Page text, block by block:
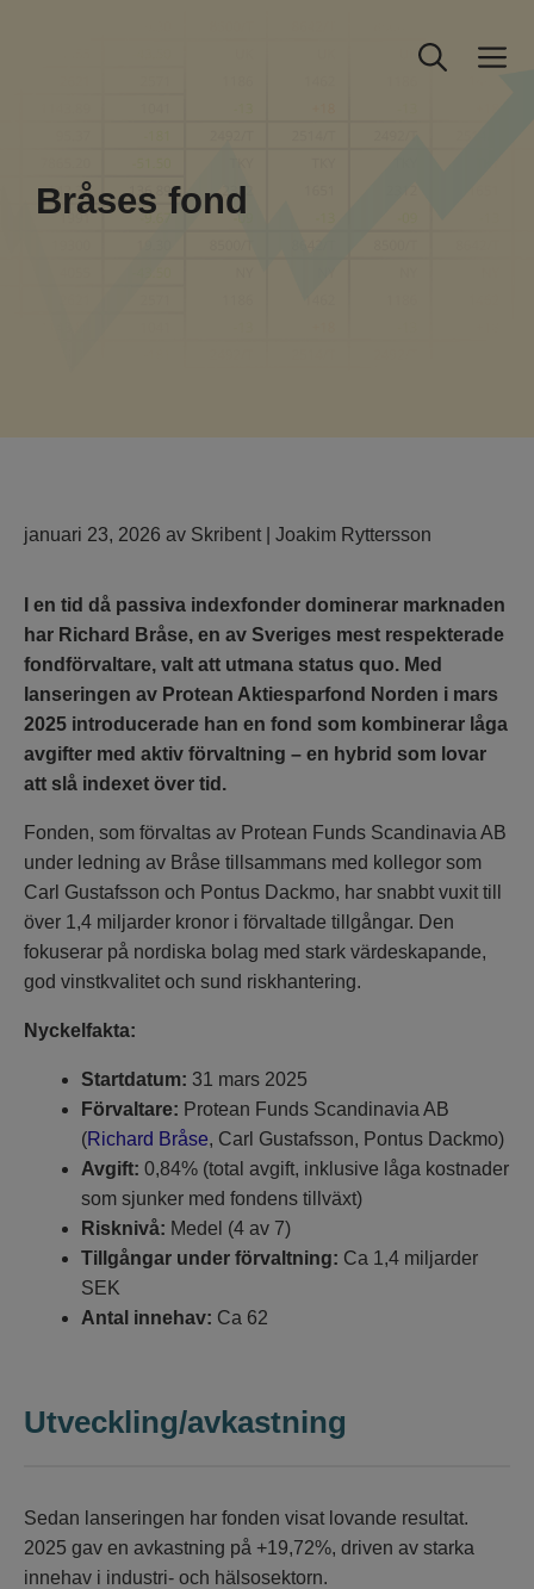
Bråses fond
januari 23, 2026 av Skribent | Joakim Ryttersson
I en tid då passiva indexfonder dominerar marknaden
har Richard Bråse, en av Sveriges mest respekterade
fondförvaltare, valt att utmana status quo. Med
lanseringen av Protean Aktiesparfond Norden i mars
2025 introducerade han en fond som kombinerar låga
avgifter med aktiv förvaltning – en hybrid som lovar
att slå indexet över tid.
Fonden, som förvaltas av Protean Funds Scandinavia AB
under ledning av Bråse tillsammans med kollegor som
Carl Gustafsson och Pontus Dackmo, har snabbt vuxit till
över 1,4 miljarder kronor i förvaltade tillgångar. Den
fokuserar på nordiska bolag med stark värdeskapande,
god vinstkvalitet och sund riskhantering.
Nyckelfakta:
Startdatum: 31 mars 2025
Förvaltare: Protean Funds Scandinavia AB
(Richard Bråse, Carl Gustafsson, Pontus Dackmo)
Avgift: 0,84% (total avgift, inklusive låga kostnader
som sjunker med fondens tillväxt)
Risknivå: Medel (4 av 7)
Tillgångar under förvaltning: Ca 1,4 miljarder
SEK
Antal innehav: Ca 62
Utveckling/avkastning
Sedan lanseringen har fonden visat lovande resultat.
2025 gav en avkastning på +19,72%, driven av starka
innehav i industri- och hälsosektorn.